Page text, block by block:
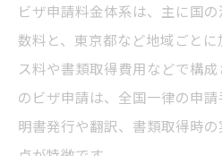
ビザ申請費用の急変
就労ビザ東京の費用
行政書士のサポート
ツ
ビザ申請料金体系は、主に国
数料と、東京都など地域ごと
ス料や書類取得費用などで構
のビザ申請は、全国一律の申
明書発行や翻訳、書類取得時